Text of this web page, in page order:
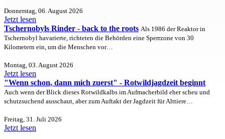
Donnerstag, 06. August 2026
Jetzt lesen
Tschernobyls Rinder - back to the roots Als 1986 der Reaktor in
Tschernobyl havarierte, richteten die Behörden eine Sperrzone von 30
Kilometern ein, um die Menschen vor…
Montag, 03. August 2026
Jetzt lesen
"Wenn schon, dann mich zuerst" - Rotwildjagdzeit beginnt
Auch wenn der Blick dieses Rotwildkalbs im Aufmacherbild eher scheu und
schutzsuchend ausschaut, aber zum Auftakt der Jagdzeit für Alttiere…
Freitag, 31. Juli 2026
Jetzt lesen